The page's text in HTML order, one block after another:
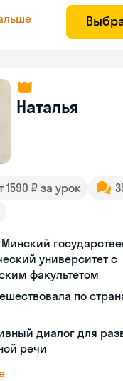
Наталья
1590 ₽ за урок
университет с
факультетом
по
диалог для
речи